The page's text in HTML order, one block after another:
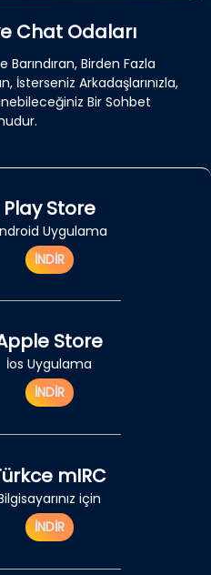
Chat Odaları
Birden Fazla
İsterseniz Arkadaşlarınızla,
Bir Sohbet
Play Store
Uygulama
İNDİR
Store
İos Uygulama
İNDİR
mIRC
için
İNDİR